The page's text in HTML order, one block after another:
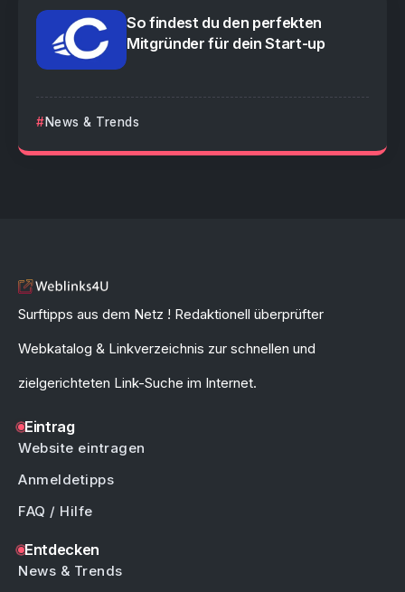
So findest du den perfekten
Mitgründer für dein Start-up
News & Trends
Surftipps aus dem Netz ! Redaktionell überprüfter
Webkatalog & Linkverzeichnis zur schnellen und
zielgerichteten Link-Suche im Internet.
Eintrag
Website eintragen
Anmeldetipps
FAQ / Hilfe
Entdecken
News & Trends